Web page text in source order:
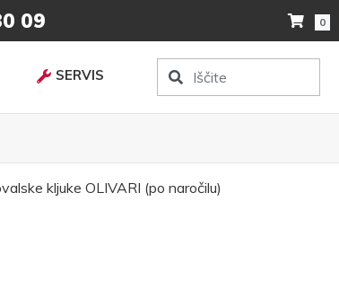
09 0
SERVIS
kljuke OLIVARI (po naročilu)